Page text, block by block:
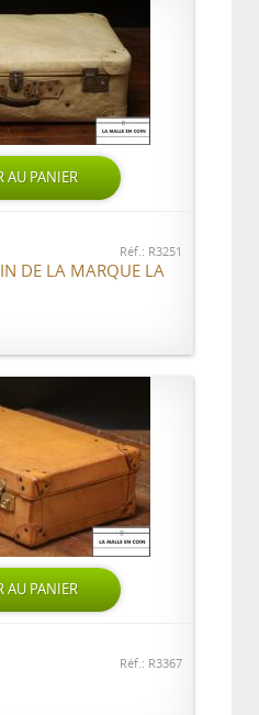
AU PANIER
Réf.: R3251
DE LA MARQUE LA
AU PANIER
Réf.: R3367